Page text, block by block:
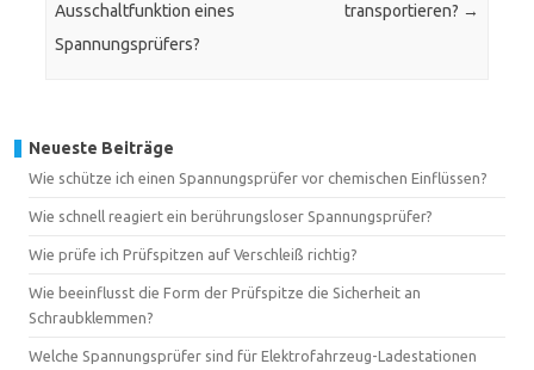
Ausschaltfunktion eines
Spannungsprüfers?
transportieren? →
Neueste Beiträge
Wie schütze ich einen Spannungsprüfer vor chemischen Einflüssen?
Wie schnell reagiert ein berührungsloser Spannungsprüfer?
Wie prüfe ich Prüfspitzen auf Verschleiß richtig?
Wie beeinflusst die Form der Prüfspitze die Sicherheit an
Schraubklemmen?
Welche Spannungsprüfer sind für Elektrofahrzeug-Ladestationen